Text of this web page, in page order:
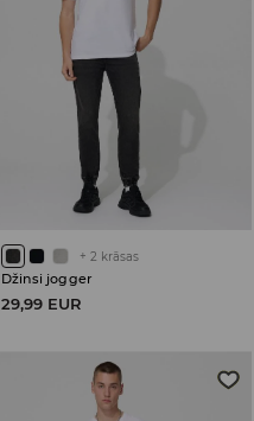
+ 2 krāsas
Džinsi jogger
29,99 EUR